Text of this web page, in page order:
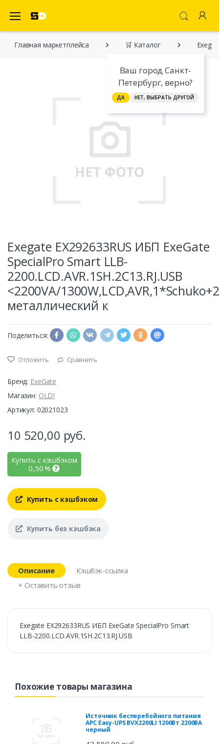
Ваш город Санкт-
Петербург, верно?
ДА НЕТ, ВЫБРАТЬ ДРУГОЙ
Главная марĸетплейса 🛒 Каталог
Exegate EX292633RUS ИБП ExeGate
SpecialPro Smart LLB-
2200.LCD.AVR.1SH.2C13.RJ.USB
<2200VA/
металлический к
Поделиться:
Отложить Сравнить
Бренд: ExeGate
Магазин: OLDI
Артикул: 02021023
10 520,00 руб.
Купить с кэшбэком
0,50%
Купить с кэшбэком
Купить без кэшбэка
Описание
Кэшбэк-ссылка
+ Оставить отзыв
Exegate EX292633RUS ИБП ExeGate SpecialPro Smart
LLB-2200.LCD.AVR.1SH.2C13.RJ.USB
Похожие товары магазина
Источник бесперебойного питания
APC Easy-UPS BVX2200LI 1200Вт 2200ВА
черный